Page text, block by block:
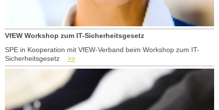
VfEW Workshop zum IT-Sicherheitsgesetz
SPE in Kooperation mit VfEW-Verband beim Workshop zum IT-
Sicherheitsgesetz >>